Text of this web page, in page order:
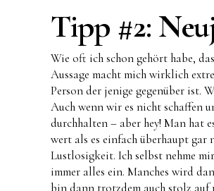
Tipp #2:
Wie oft ich schon gehört habe,
Aussage macht mich wirklich
Person der jenige gegenüber ist.
Auch wenn wir es nicht schaffen
durchhalten – aber hey! Man hat
wert als es einfach überhaupt gar
Lustlosigkeit. Ich selbst nehme
immer alles ein. Manches wird
bin dann trotzdem auch stolz auf